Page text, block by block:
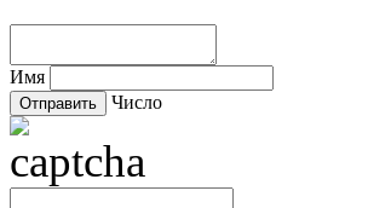
Имя
Число